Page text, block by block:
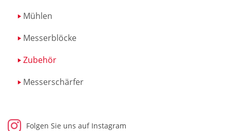
Mühlen
Messerblöcke
Zubehör
Messerschärfer
Folgen Sie uns auf Instagram